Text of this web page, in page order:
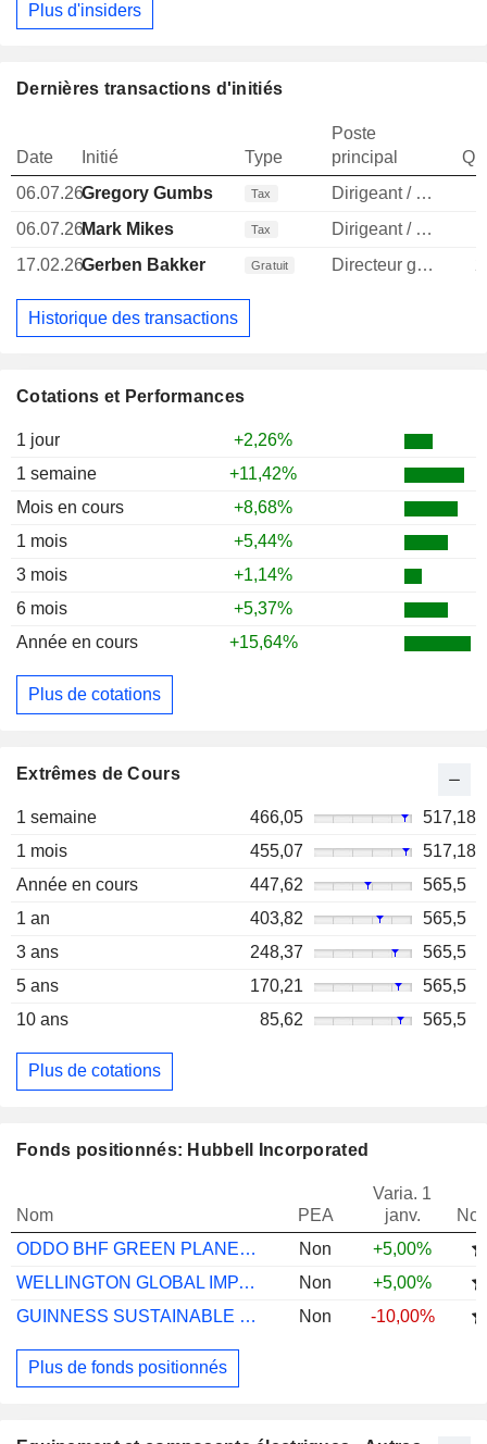
Cotations et Performances
1 jour
+2,26%
1 semaine
+11,42%
Mois en cours
+8,68%
1 mois
+5,44%
3 mois
+1,14%
6 mois
+5,37%
Année en cours
+15,64%
Plus de cotations
Extrêmes de Cours
1 semaine 466,05
517,18
1 mois
455,07
517,18
Année en cours
447,62
565,5
1 an
403,82
565,5
3 ans
248,37
565,5
5 ans
170,21
565,5
10 ans
85,62 565,5
Plus de cotations
Plus d'insiders
Dernières transactions d'initiés
Date Initié Type
Poste
principal
06.07.26Gregory Gumbs Tax
Dirigeant / cadre principal
06.07.26Mark Mikes Tax
Dirigeant / cadre principal
17.02.26Gerben Bakker Gratuit Directeur general
Historique des transactions
Fonds positionnés: Hubbell Incorporated
Nom PEA
Varia. 1
janv.
ODDO BHF GREEN PLANET CR EUR ACC
Non
+5,00%
WELLINGTON GLOBAL IMPACT USD D AC
Non
+5,00%
GUINNESS SUSTAINABLE ENERGY C EUR ACC
Non -10,00%
Plus de fonds positionnés